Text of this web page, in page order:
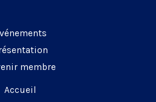
membre
Accueil